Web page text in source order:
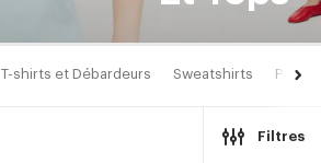
T-shirts et Débardeurs Sweatshirts Pulls
Filtres